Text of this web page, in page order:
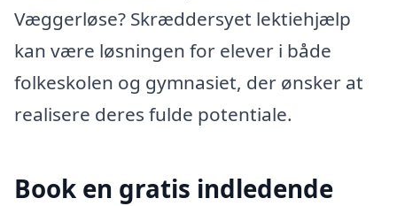
Væggerløse? Skræddersyet lektiehjælp
kan være løsningen for elever i både
folkeskolen og gymnasiet, der ønsker at
realisere deres fulde potentiale.
Book en gratis indledende